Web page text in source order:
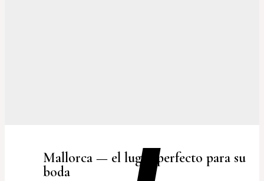
Mallorca — el lugar perfecto para su
boda